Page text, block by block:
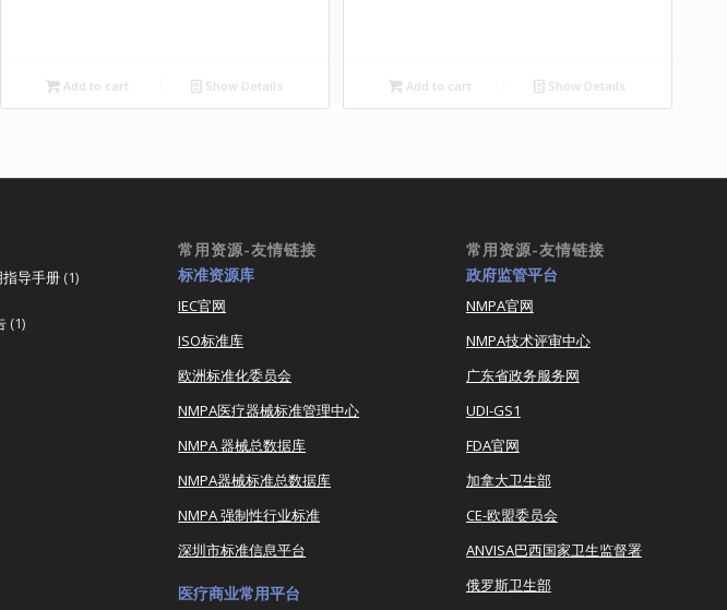
Add to cart Show Details Add to cart Show Details
导手册 (1)
(1)
常用资源-友情链接
标准资源库
IEC官网
ISO标准库
欧洲标准化委员会
NMPA医疗器械标准管理中心
NMPA 器械总数据库
NMPA器械标准总数据库
NMPA 强制性行业标准
深圳市标准信息平台
医疗商业常用平台
常用资源-友情链接
政府监管平台
NMPA官网
NMPA技术评审中心
广东省政务服务网
UDI-GS1
FDA官网
加拿大卫生部
CE-欧盟委员会
ANVISA巴西国家卫生监督署
俄罗斯卫生部